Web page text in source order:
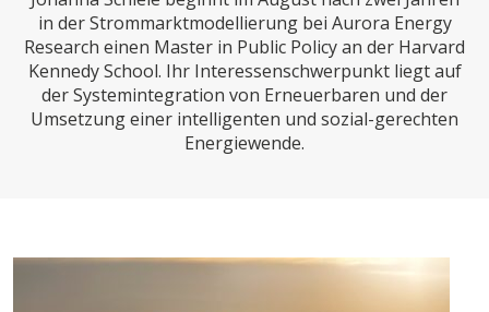
SUCHE
ABO/LOGIN
in der Strommarktmodellierung bei Aurora Energy
Research einen Master in Public Policy an der Harvard
Kennedy School. Ihr Interessenschwerpunkt liegt auf
der Systemintegration von Erneuerbaren und der
Umsetzung einer intelligenten und sozial-gerechten
Energiewende.